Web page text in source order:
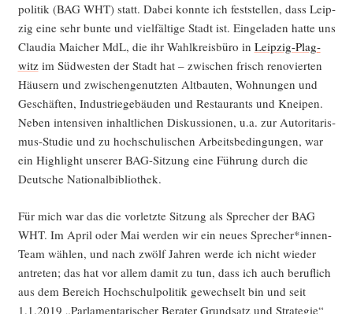
po­li­tik (BAG WHT) statt. Dabei konn­te ich fest­stel­len, dass Leip­
zig eine sehr bun­te und viel­fäl­ti­ge Stadt ist. Ein­ge­la­den hat­te uns
Clau­dia Mai­cher MdL, die ihr Wahl­kreis­bü­ro in Leip­zig-Plag­
witzim Süd­wes­ten der Stadt hat – zwi­schen frisch reno­vier­ten
Häu­sern und zwi­schen­ge­nutz­ten Alt­bau­ten, Woh­nun­gen und
Geschäf­ten, Indus­trie­ge­bäu­den und Restau­rants und Knei­pen.
Neben inten­si­ven inhalt­li­chen Dis­kus­sio­nen, u.a. zur Auto­ri­ta­ris­
mus-Stu­die und zu hoch­schu­li­schen Arbeits­be­din­gun­gen, war
ein High­light unse­rer BAG-Sit­zung eine Füh­rung durch die
Deut­sche Nationalbibliothek.
Für mich war das die vor­letz­te Sit­zung als Spre­cher der BAG
WHT. Im April oder Mai wer­den wir ein neu­es Sprecher*innen-
Team wäh­len, und nach zwölf Jah­ren wer­de ich nicht wie­der
antre­ten; das hat vor allem damit zu tun, dass ich auch beruf­lich
aus dem Bereich Hoch­schul­po­li­tik gewech­selt bin und seit
1.1.2019 „Par­la­men­ta­ri­scher Bera­ter Grund­satz und Stra­te­gie“